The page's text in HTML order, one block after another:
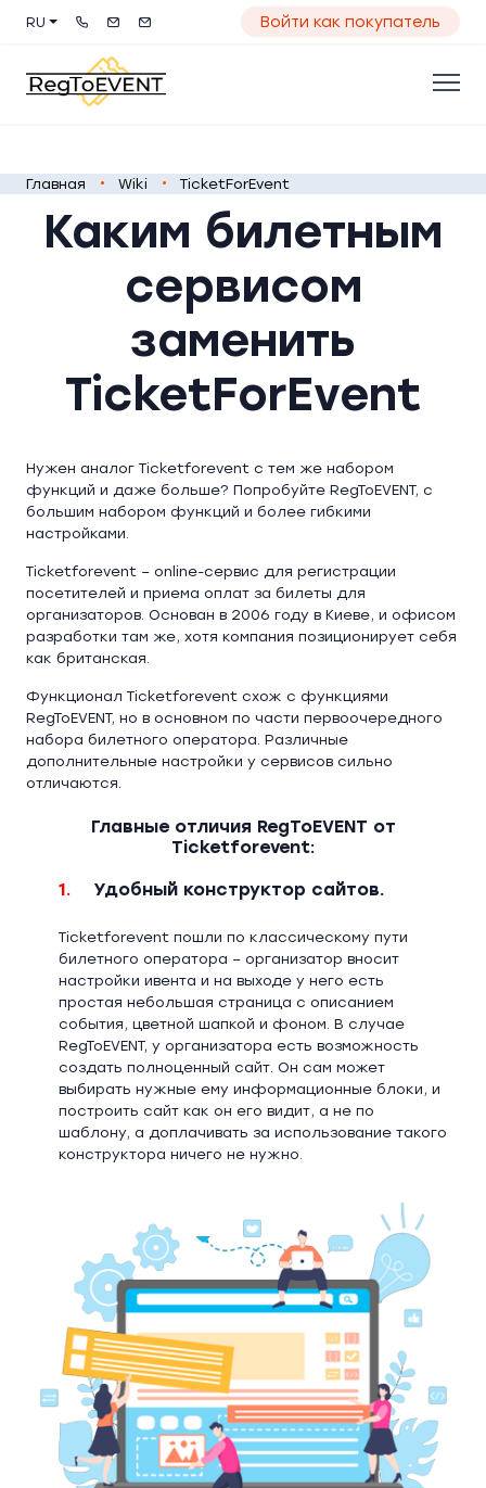
RU Войти как покупатель
Главная Wiki TicketForEvent
Каким билетным
сервисом
заменить
TicketForEvent
Нужен аналог Ticketforevent с тем же набором
функций и даже больше? Попробуйте RegToEVENT, с
большим набором функций и более гибкими
настройками.
Ticketforevent – online-сервис для регистрации
посетителей и приема оплат за билеты для
организаторов. Основан в 2006 году в Киеве, и офисом
разработки там же, хотя компания позиционирует себя
как британская.
Функционал Ticketforevent схож с функциями
RegToEVENT, но в основном по части первоочередного
набора билетного оператора. Различные
дополнительные настройки у сервисов сильно
отличаются.
Главные отличия RegToEVENT от
Ticketforevent:
1. Удобный конструктор сайтов.
Ticketforevent пошли по классическому пути
билетного оператора – организатор вносит
настройки ивента и на выходе у него есть
простая небольшая страница с описанием
события, цветной шапкой и фоном. В случае
RegToEVENT, у организатора есть возможность
создать полноценный сайт. Он сам может
выбирать нужные ему информационные блоки, и
построить сайт как он его видит, а не по
шаблону, а доплачивать за использование такого
конструктора ничего не нужно.